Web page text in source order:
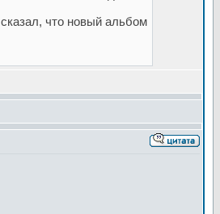
что новый альбом